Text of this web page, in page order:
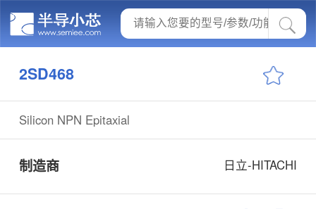
2SD468
Silicon NPN Epitaxial
制造商 日立-HITACHI